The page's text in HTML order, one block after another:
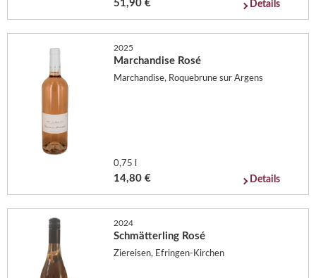
51,90 € Details
2025
Marchandise Rosé
Marchandise, Roquebrune sur Argens
0,75 l
14,80 € Details
2024
Schmätterling Rosé
Ziereisen, Efringen-Kirchen